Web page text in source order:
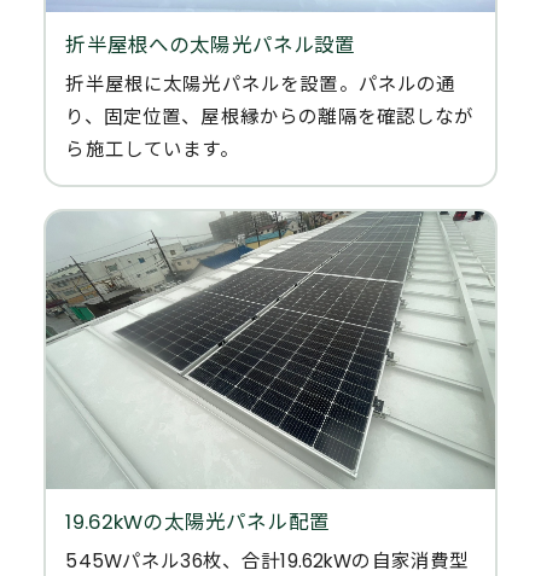
折半屋根への太陽光パネル設置
折半屋根に太陽光パネルを設置。パネルの通
り、固定位置、屋根縁からの離隔を確認しなが
ら施工しています。
19.62kWの太陽光パネル配置
545Wパネル36枚、合計19.62kWの自家消費型